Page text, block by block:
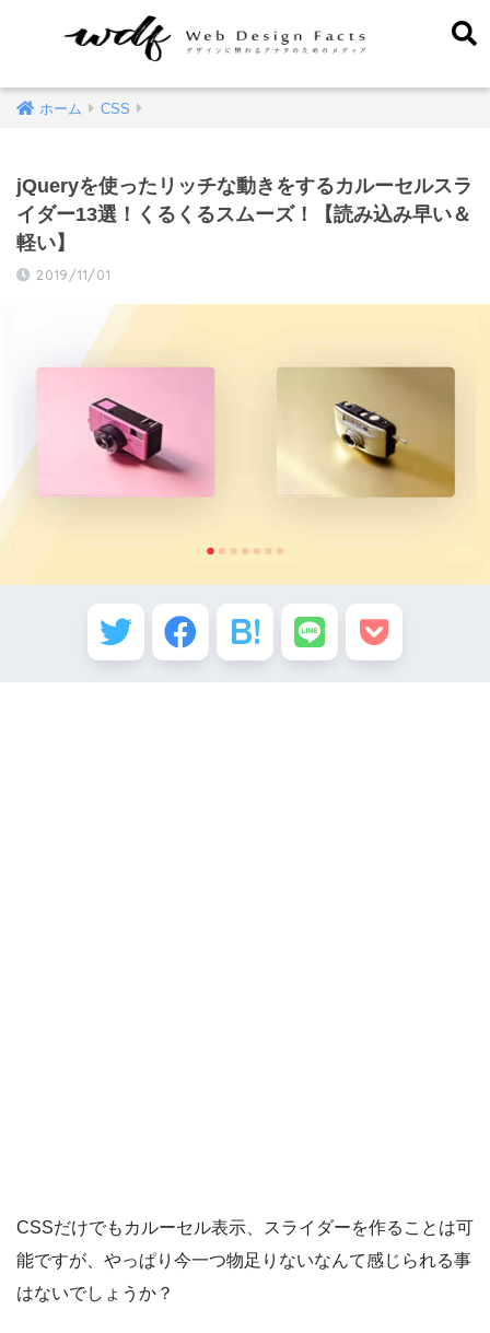
ホーム CSS
jQueryを使ったリッチな動きをするカルーセルスラ
イダー13選！くるくるスムーズ！【読み込み早い＆
軽い】
2019/11/01
CSSだけでもカルーセル表示、スライダーを作ることは可
能ですが、やっぱり今一つ物足りないなんて感じられる事
はないでしょうか？